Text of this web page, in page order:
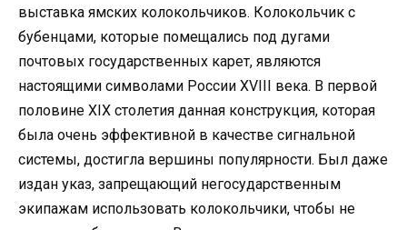
выставка ямских колокольчиков. Колокольчик с
бубенцами, которые помещались под дугами
почтовых государственных карет, являются
настоящими символами России XVIII века. В первой
половине XIX столетия данная конструкция, которая
была очень эффективной в качестве сигнальной
системы, достигла вершины популярности. Был даже
издан указ, запрещающий негосударственным
экипажам использовать колокольчики, чтобы не